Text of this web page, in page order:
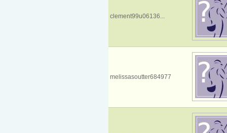
clement99u06136...
melissasoutter684977